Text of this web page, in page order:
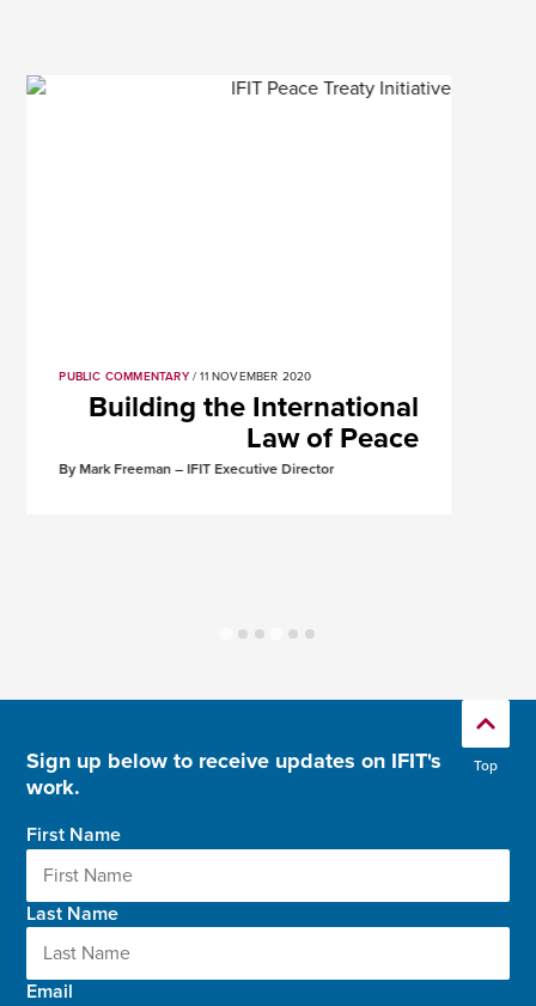
PUBLIC COMMENTARY/ 11 NOVEMBER 2020
Building the International
Law of Peace
By Mark Freeman – IFIT Executive Director
Top
Sign up below to receive updates on IFIT's
work.
First Name
Last Name
Email